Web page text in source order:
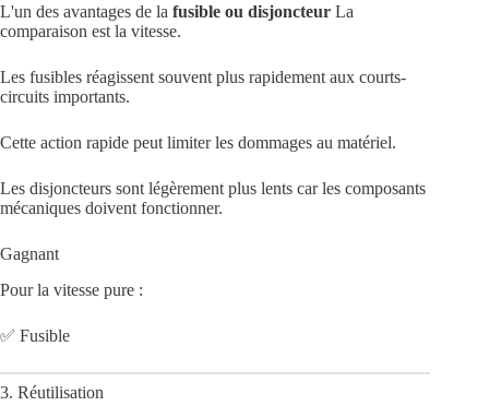
L'un des avantages de la fusible ou disjoncteur La
comparaison est la vitesse.
Les fusibles réagissent souvent plus rapidement aux courts-
circuits importants.
Cette action rapide peut limiter les dommages au matériel.
Les disjoncteurs sont légèrement plus lents car les composants
mécaniques doivent fonctionner.
Gagnant
Pour la vitesse pure :
✅ Fusible
3. Réutilisation